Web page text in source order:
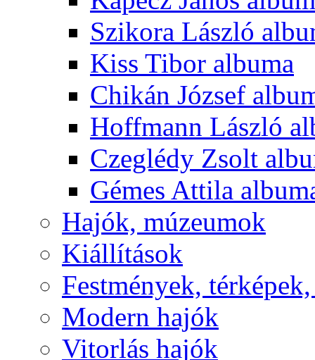
Szikora László
Kiss Tibor albuma
Chikán József
Hoffmann László
Czeglédy Zsolt
Gémes Attila
Hajók, múzeumok
Kiállítások
Festmények,
Modern hajók
Vitorlás hajók